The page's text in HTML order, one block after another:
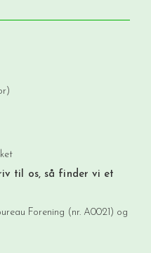
til os, så finder vi et
Forening (nr. A0021) og